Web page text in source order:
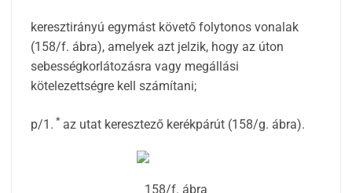
keresztirányú egymást követő folytonos vonalak
(158/f. ábra), amelyek azt jelzik, hogy az úton
sebességkorlátozásra vagy megállási
kötelezettségre kell számítani;
p/1. * az utat keresztező kerékpárút (158/g. ábra).
158/f. ábra